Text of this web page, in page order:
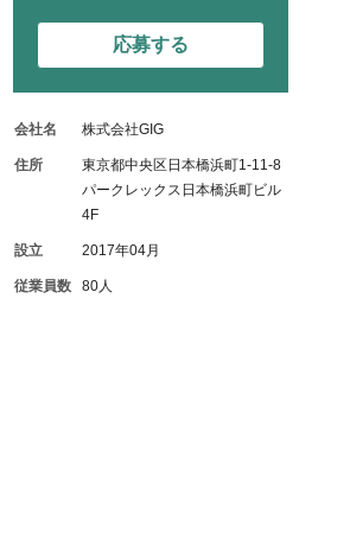
応募する
会社名 株式会社GIG
住所
東京都中央区日本橋浜町1-11-8
パークレックス日本橋浜町ビル
4F
設立 2017年04月
従業員数 80人